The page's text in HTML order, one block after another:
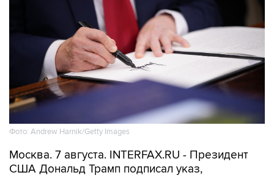
Фото: Andrew Harnik/Getty Images
Москва. 7 августа. INTERFAX.RU - Президент
США Дональд Трамп подписал указ,